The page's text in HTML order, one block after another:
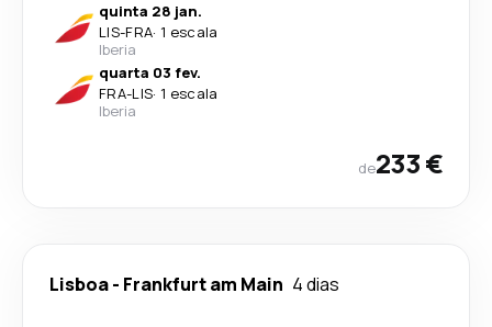
quinta 28 jan.
LIS-FRA· 1 escala
Iberia
quarta 03 fev.
FRA-LIS· 1 escala
Iberia
de233 €
Lisboa- Frankfurt am Main 4 dias